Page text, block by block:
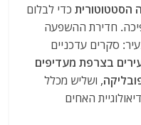
הסטטוטורית כדי לבלום
חדירת ההשפעה
סקרים עדכניים
בצרפת מעדיפים
, ושליש מכלל
האחים